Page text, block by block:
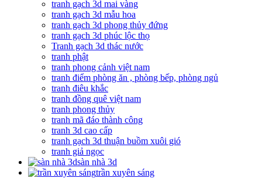
tranh gạch 3d mai vàng
tranh gạch 3d mẫu hoa
tranh gạch 3d phong thủy đứng
tranh gạch 3d phúc lộc thọ
Tranh gạch 3d thác nước
tranh phật
tranh phong cảnh việt nam
tranh điểm phòng ăn , phòng bếp, phòng ngủ
tranh điêu khắc
tranh đồng quê việt nam
tranh phong thủy
tranh mã đáo thành công
tranh 3d cao cấp
tranh gạch 3d thuận buồm xuôi gió
tranh giả ngọc
sàn nhà 3d
trần xuyên sáng